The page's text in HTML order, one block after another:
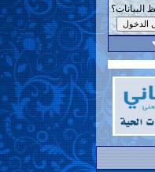
البيانات؟